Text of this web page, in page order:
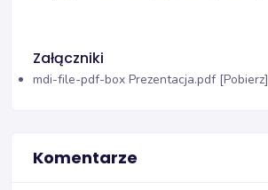
Załączniki
mdi-file-pdf-box Prezentacja.pdf [Pobierz]
Komentarze